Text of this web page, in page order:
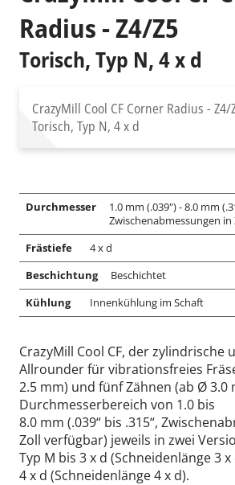
Radius - Z4/Z5
Torisch, Typ N, 4 x d
CrazyMill Cool CF Corner Radius - Z4/
Torisch, Typ N, 4 x d
Durchmesser
1.0 mm (.039") - 8.0 mm
Zwischenabmessungen
Frästiefe
4 x d
Beschichtung
Beschichtet
Kühlung
Innenkühlung im Schaft
CrazyMill Cool CF, der zylindrische
Allrounder für vibrationsfreies
2.5 mm) und fünf Zähnen (ab Ø 3.0
Durchmesserbereich von 1.0 bis
8.0 mm (.039“ bis .315“,
Zoll verfügbar) jeweils in zwei
Typ M bis 3 x d (Schneidenlänge 3
4 x d (Schneidenlänge 4 x d).